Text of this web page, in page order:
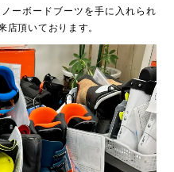
ーボードブーツを手に入れられ
頂いております。